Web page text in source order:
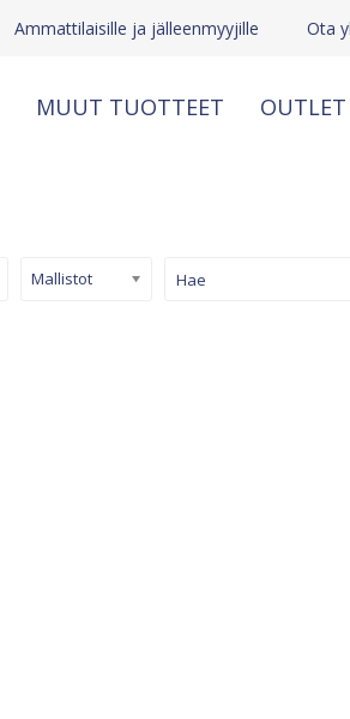
Ammattilaisille ja jälleenmyyjille Ota
MUUT TUOTTEET OUTLET
Mallistot